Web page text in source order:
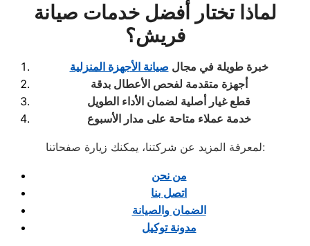
لماذا تختار أفضل خدمات صيانة
فريش؟
خبرة طويلة في مجال صيانة الأجهزة المنزلية
أجهزة متقدمة لفحص الأعطال بدقة
قطع غيار أصلية لضمان الأداء الطويل
خدمة عملاء متاحة على مدار الأسبوع
لمعرفة المزيد عن شركتنا، يمكنك زيارة صفحاتنا:
من نحن
اتصل بنا
الضمان والصيانة
مدونة توكيل